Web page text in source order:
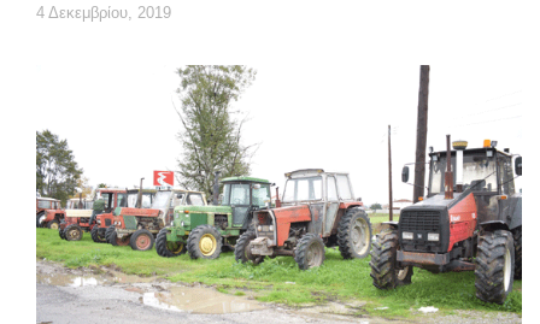
4 Δεκεμβρίου, 2019